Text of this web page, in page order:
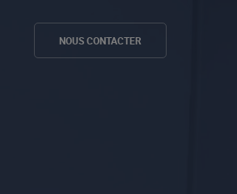
NOUS CONTACTER